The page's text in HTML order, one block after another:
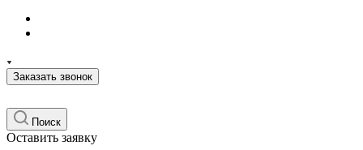
Заказать звонок
Поиск
Оставить заявку